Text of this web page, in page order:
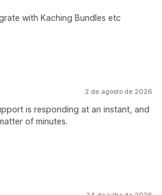
with Kaching Bundles etc
2 de agosto de 2026
is responding at an instant, and
of minutes.